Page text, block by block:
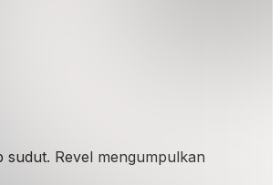
Revel mengumpulkan